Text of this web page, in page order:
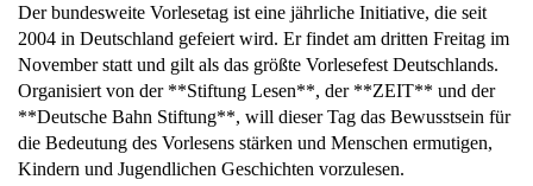
Der bundesweite Vorlesetag ist eine jährliche Initiative, die seit
2004 in Deutschland gefeiert wird. Er findet am dritten Freitag im
November statt und gilt als das größte Vorlesefest Deutschlands.
Organisiert von der **Stiftung Lesen**, der **ZEIT** und der
**Deutsche Bahn Stiftung**, will dieser Tag das Bewusstsein für
die Bedeutung des Vorlesens stärken und Menschen ermutigen,
Kindern und Jugendlichen Geschichten vorzulesen.